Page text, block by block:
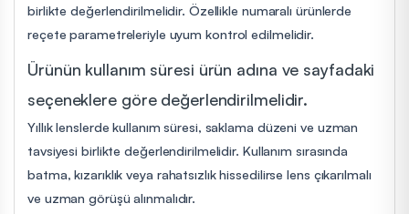
birlikte değerlendirilmelidir. Özellikle numaralı ürünlerde
reçete parametreleriyle uyum kontrol edilmelidir.
Ürünün kullanım süresi ürün adına ve sayfadaki
seçeneklere göre değerlendirilmelidir.
Yıllık lenslerde kullanım süresi, saklama düzeni ve uzman
tavsiyesi birlikte değerlendirilmelidir. Kullanım sırasında
batma, kızarıklık veya rahatsızlık hissedilirse lens çıkarılmalı
ve uzman görüşü alınmalıdır.